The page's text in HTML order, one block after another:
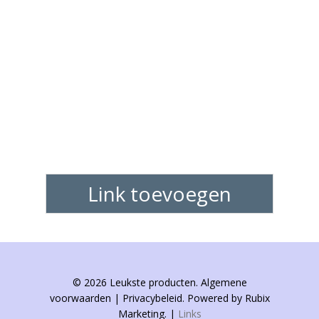
Link toevoegen
© 2026 Leukste producten. Algemene
voorwaarden | Privacybeleid. Powered by Rubix
Marketing. | Links